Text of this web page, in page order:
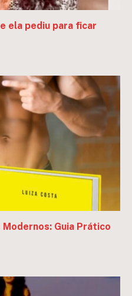
ela pediu para ficar
Guia Prático